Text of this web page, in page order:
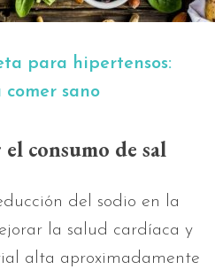
para hipertensos:
comer sano
consumo de sal
del sodio en la
la salud cardíaca y
alta aproximadamente